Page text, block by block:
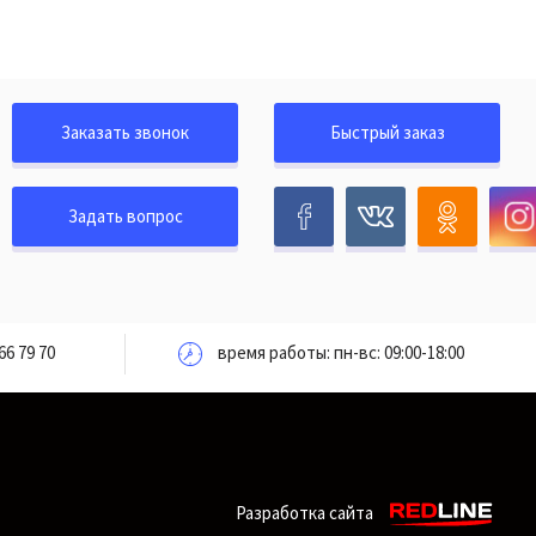
Заказать звонок
Задать вопрос
Быстрый заказ
79 70 время работы: пн-вс: 09:00-18:00
Разработка сайта